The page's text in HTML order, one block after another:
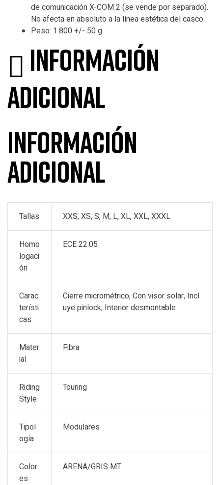
de comunicación X-COM 2 (se vende por separado).
No afecta en absoluto a la línea estética del casco.
Peso: 1.800 +/- 50 g
Información
adicional
Información
adicional
Tallas XXS, XS, S, M, L, XL, XXL, XXXL
Homo
logaci
ón
ECE 22.05
Carac
terísti
cas
Cierre micrométrico, Con visor solar, Incl
uye pinlock, Interior desmontable
Mater
ial
Fibra
Riding
Style
Touring
Tipol
ogía
Modulares
Color
es
ARENA/GRIS MT